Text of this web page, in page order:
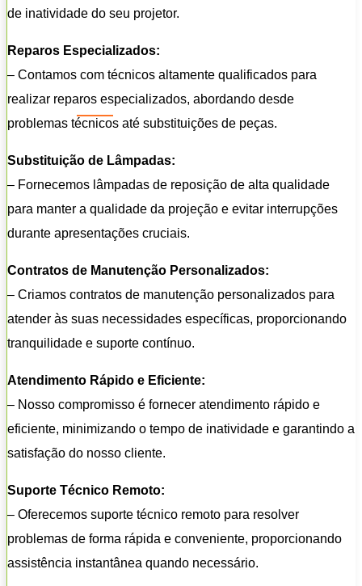
de inatividade do seu projetor.
Reparos Especializados:
– Contamos com técnicos altamente qualificados para
realizar reparos especializados, abordando desde
problemas técnicos até substituições de peças.
Substituição de Lâmpadas:
– Fornecemos lâmpadas de reposição de alta qualidade
para manter a qualidade da projeção e evitar interrupções
durante apresentações cruciais.
Contratos de Manutenção Personalizados:
– Criamos contratos de manutenção personalizados para
atender às suas necessidades específicas, proporcionando
tranquilidade e suporte contínuo.
Atendimento Rápido e Eficiente:
– Nosso compromisso é fornecer atendimento rápido e
eficiente, minimizando o tempo de inatividade e garantindo a
satisfação do nosso cliente.
Suporte Técnico Remoto:
– Oferecemos suporte técnico remoto para resolver
problemas de forma rápida e conveniente, proporcionando
assistência instantânea quando necessário.